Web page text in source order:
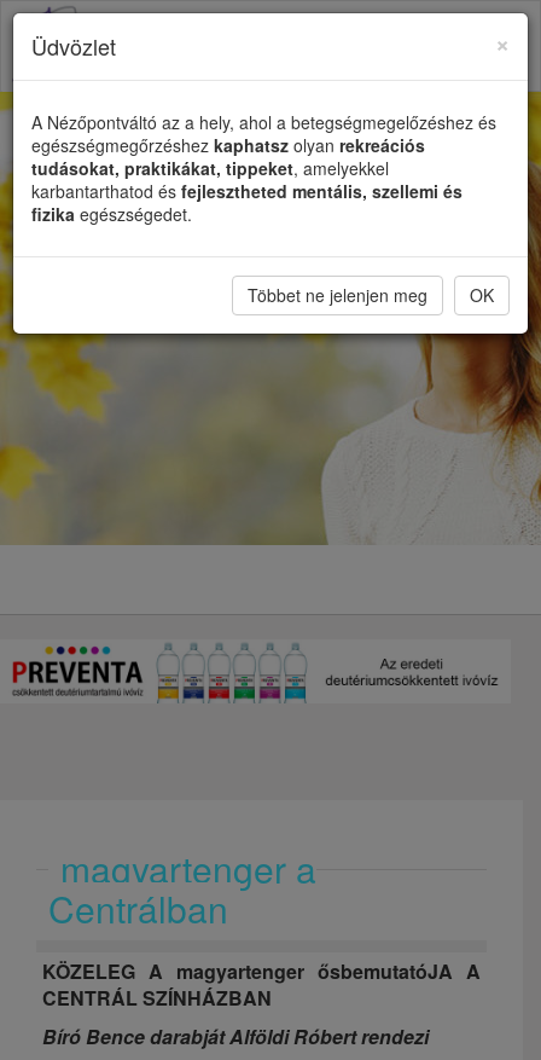
magyartenger a
Centrálban
KÖZELEG A magyartenger ősbemutatóJA A
CENTRÁL SZÍNHÁZBAN
Bíró Bence darabját Alföldi Róbert rendezi
×
Üdvözlet
A Nézőpontváltó az a hely, ahol a betegségmegelőzéshez és
egészségmegőrzéshez kaphatsz olyan rekreációs
tudásokat, praktikákat, tippeket, amelyekkel
karbantarthatod és fejlesztheted mentális, szellemi és
fizika egészségedet.
Többet ne jelenjen meg OK